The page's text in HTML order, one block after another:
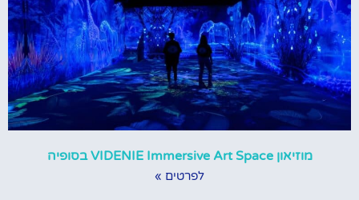
מוזיאון VIDENIE Immersive Art Space בסופיה
לפרטים »